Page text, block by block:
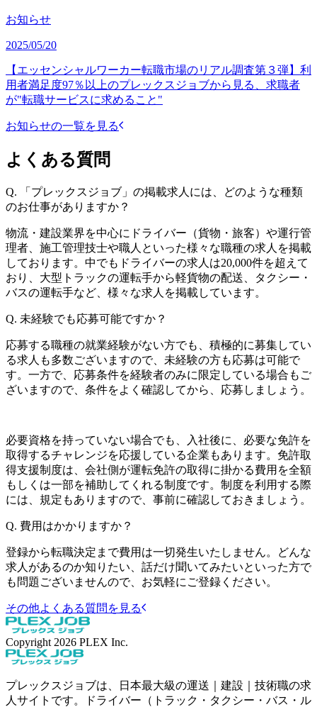
お知らせ
2025/05/20
【エッセンシャルワーカー転職市場のリアル調査第３弾】利
用者満足度97％以上のプレックスジョブから見る、求職者
が"転職サービスに求めること"
お知らせの一覧を見る
よくある質問
Q.
「プレックスジョブ」の掲載求人には、どのような種類
のお仕事がありますか？
物流・建設業界を中心にドライバー（貨物・旅客）や運行管
理者、施工管理技士や職人といった様々な職種の求人を掲載
しております。中でもドライバーの求人は20,000件を超えて
おり、大型トラックの運転手から軽貨物の配送、タクシー・
バスの運転手など、様々な求人を掲載しています。
Q. 未経験でも応募可能ですか？
応募する職種の就業経験がない方でも、積極的に募集してい
る求人も多数ございますので、未経験の方も応募は可能で
す。一方で、応募条件を経験者のみに限定している場合もご
ざいますので、条件をよく確認してから、応募しましょう。
必要資格を持っていない場合でも、入社後に、必要な免許を
取得するチャレンジを応援している企業もあります。免許取
得支援制度は、会社側が運転免許の取得に掛かる費用を全額
もしくは一部を補助してくれる制度です。制度を利用する際
には、規定もありますので、事前に確認しておきましょう。
Q. 費用はかかりますか？
登録から転職決定まで費用は一切発生いたしません。どんな
求人があるのか知りたい、話だけ聞いてみたいといった方で
も問題ございませんので、お気軽にご登録ください。
その他よくある質問を見る
Copyright 2026 PLEX Inc.
プレックスジョブは、日本最大級の運送｜建設｜技術職の求
人サイトです。ドライバー（トラック・タクシー・バス・ル